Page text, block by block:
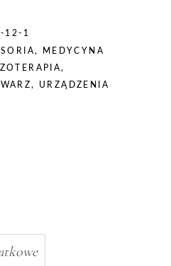
12-1
,
MEDYCYNA
,
, URZĄDZENIA